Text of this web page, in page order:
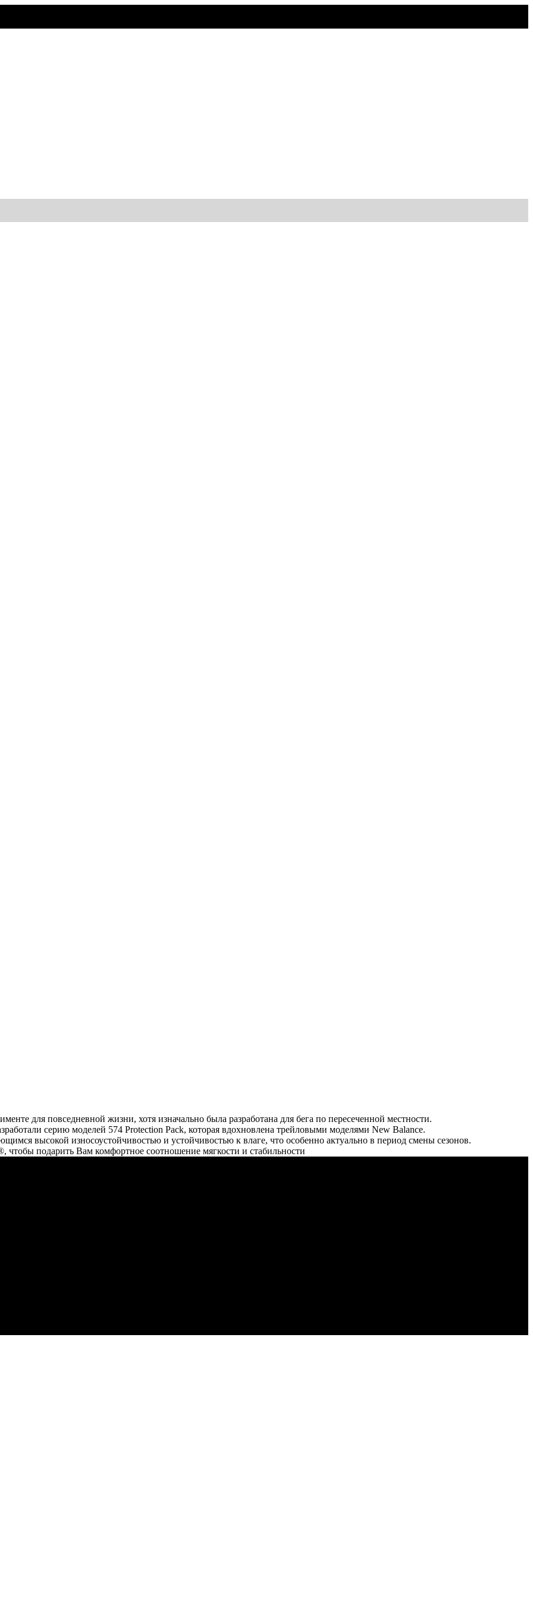
для повседневной жизни, хотя изначально была разработана для бега по пересеченной местности.
серию моделей 574 Protection Pack, которая вдохновлена трейловыми моделями New Balance.
высокой износоустойчивостью и устойчивостью к влаге, что особенно актуально в период смены сезонов.
подарить Вам комфортное соотношение мягкости и стабильности